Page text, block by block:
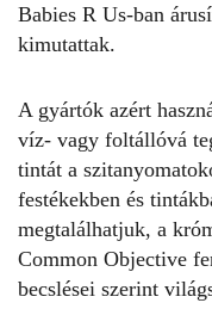
Babies R Us-ban
kimutattak.
A gyártók azért
víz- vagy foltállóvá
tintát a
festékekben és
megtalálhatjuk, a
Common Objective
becslései szerint